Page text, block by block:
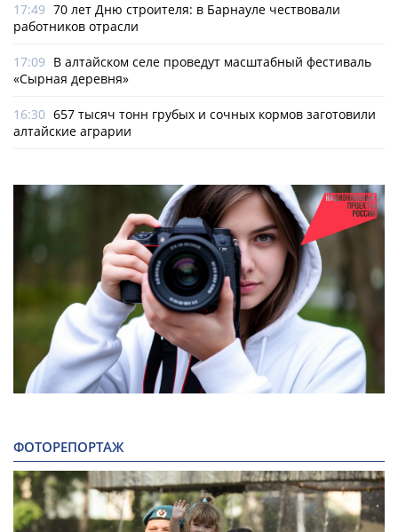
17:49 70 лет Дню строителя: в Барнауле чествовали
работников отрасли
17:09 В алтайском селе проведут масштабный фестиваль
«Сырная деревня»
16:30 657 тысяч тонн грубых и сочных кормов заготовили
алтайские аграрии
ФОТОРЕПОРТАЖ